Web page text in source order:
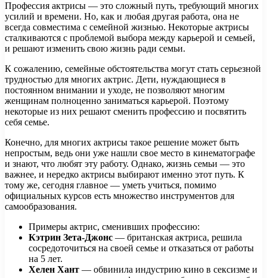
Профессия актрисы — это сложный путь, требующий многих
усилий и времени. Но, как и любая другая работа, она не
всегда совместима с семейной жизнью. Некоторые актрисы
сталкиваются с проблемой выбора между карьерой и семьей,
и решают изменить свою жизнь ради семьи.
К сожалению, семейные обстоятельства могут стать серьезной
трудностью для многих актрис. Дети, нуждающиеся в
постоянном внимании и уходе, не позволяют многим
женщинам полноценно заниматься карьерой. Поэтому
некоторые из них решают сменить профессию и посвятить
себя семье.
Конечно, для многих актрисы такое решение может быть
непростым, ведь они уже нашли свое место в кинематографе
и знают, что любят эту работу. Однако, жизнь семьи — это
важнее, и нередко актрисы выбирают именно этот путь. К
тому же, сегодня главное — уметь учиться, помимо
официальных курсов есть множество инструментов для
самообразования.
Примеры актрис, сменивших профессию:
Кэтрин Зета-Джонс — британская актриса, решила
сосредоточиться на своей семье и отказаться от работы
на 5 лет.
Хелен Хант — обвинила индустрию кино в сексизме и